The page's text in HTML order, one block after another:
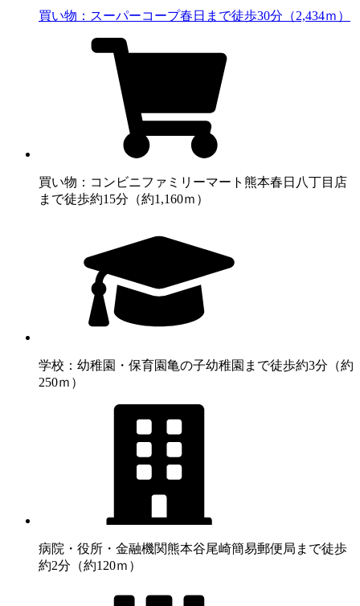
買い物：スーパーコープ春日まで徒歩30分（2,434ｍ）
買い物：コンビニファミリーマート熊本春日八丁目店
まで徒歩約15分（約1,160ｍ）
学校：幼稚園・保育園亀の子幼稚園まで徒歩約3分（約
250ｍ）
病院・役所・金融機関熊本谷尾崎簡易郵便局まで徒歩
約2分（約120ｍ）